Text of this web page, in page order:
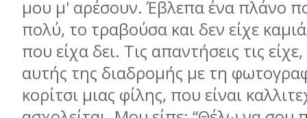
µου µ' αρέσουν. Έβλεπα ένα πλάνο
πολύ, το τραβούσα και δεν είχε
που είχα δει. Τις απαντήσεις τις
αυτής της διαδροµής µε τη
κορίτσι µιας φίλης, που είναι